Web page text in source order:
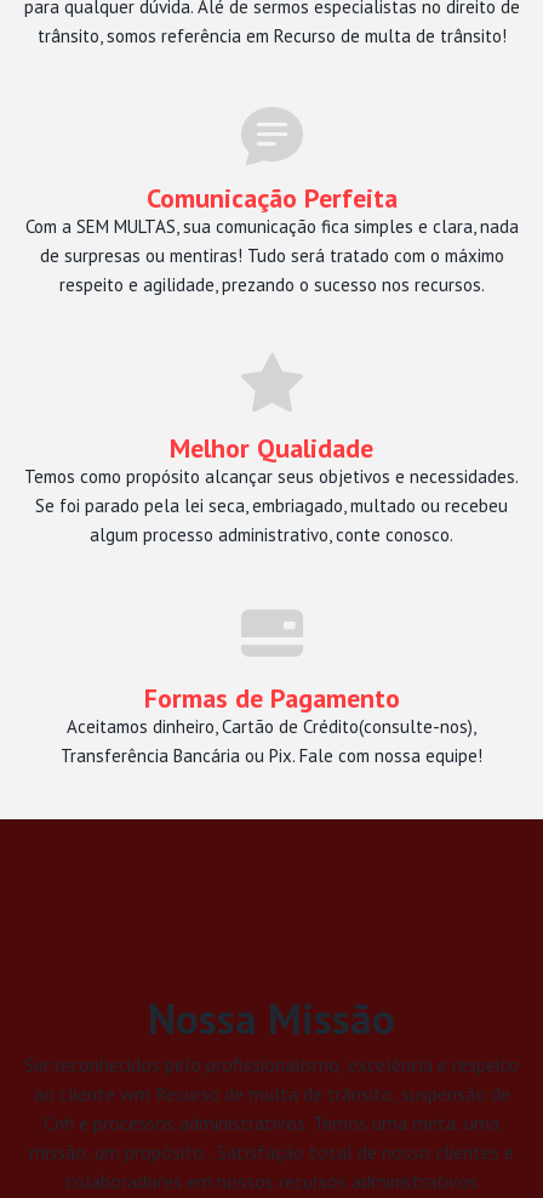
para qualquer dúvida. Alé de sermos especialistas no direito de
trânsito, somos referência em Recurso de multa de trânsito!
Comunicação Perfeita
Com a SEM MULTAS, sua comunicação fica simples e clara, nada
de surpresas ou mentiras! Tudo será tratado com o máximo
respeito e agilidade, prezando o sucesso nos recursos.
Melhor Qualidade
Temos como propósito alcançar seus objetivos e necessidades.
Se foi parado pela lei seca, embriagado, multado ou recebeu
algum processo administrativo, conte conosco.
Formas de Pagamento
Aceitamos dinheiro, Cartão de Crédito(consulte-nos),
Transferência Bancária ou Pix. Fale com nossa equipe!
Nossa Missão
Ser reconhecidos pelo profissionalismo, excelência e respeito
ao cliente wm Recurso de multa de trânsito, suspensão de
Cnh e processos administrativos. Temos uma meta, uma
missão, um propósito...Satisfação total de nosso clientes e
colaboradores em nossos recursos administrativos